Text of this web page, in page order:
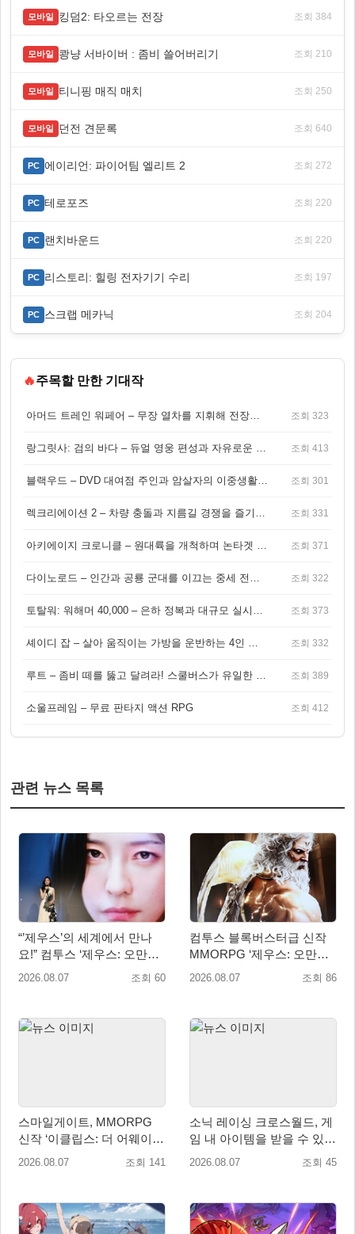
모바일 킹덤2: 타오르는 전장 조회 384
모바일 쾅냥 서바이버 : 좀비 쓸어버리기 조회 210
모바일 티니핑 매직 매치 조회 250
모바일 던전 견문록 조회 640
PC 에이리언: 파이어팀 엘리트 2 조회 272
PC 테로포즈 조회 220
PC 랜치바운드 조회 220
PC 리스토리: 힐링 전자기기 수리 조회 197
PC 스크랩 메카닉 조회 204
🔥주목할 만한 기대작
아머드 트레인 워페어 – 무장 열차를 지휘해 전장을 돌파하는 생존 전투 게임 조회 323
랑그릿사: 검의 바다 – 듀얼 영웅 편성과 자유로운 탐험을 결합한 판타지 전략 RPG 조회 413
블랙우드 – DVD 대여점 주인과 암살자의 이중생활을 그린 3인칭 액션 스릴러 게임 조회 301
렉크리에이션 2 – 차량 충돌과 지름길 경쟁을 즐기는 오픈월드 아케이드 레이싱 게임 조회 331
아키에이지 크로니클 – 원대륙을 개척하며 논타겟 전투를 즐기는 오픈월드 MMORPG 조회 371
다이노로드 – 인간과 공룡 군대를 이끄는 중세 전략 액션 RPG 조회 322
토탈워: 워해머 40,000 – 은하 정복과 대규모 실시간 전투가 결합된 전략 게임! 조회 373
셰이디 잡 – 살아 움직이는 가방을 운반하는 4인 협동 물리 어드벤처 게임 조회 332
루트 – 좀비 떼를 뚫고 달려라! 스쿨버스가 유일한 집이 되는 4인 협동 생존 게임 조회 389
소울프레임 – 무료 판타지 액션 RPG 조회 412
관련 뉴스 목록
“’제우스’의 세계에서 만나
요!” 컴투스 ‘제우스: 오만의
신’ 쇼케이스 찾은 배우 박지
2026.08.07 조회 60
컴투스 블록버스터급 신작
MMORPG ‘제우스: 오만의
신’, 8월 26일 출시!
2026.08.07 조회 86
스마일게이트, MMORPG
신작 ‘이클립스: 더 어웨이크
닝’ 9월 10일 론칭!
2026.08.07 조회 141
소닉 레이싱 크로스월드, 게
임 내 아이템을 받을 수 있는
‘레전드 대회 라운드 7’ 개최!
2026.08.07 조회 45